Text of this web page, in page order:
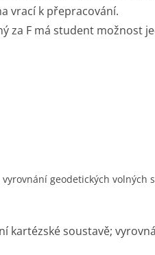
vrací k přepracování.
za F má student možnost
geodetických volných
kartézské soustavě;